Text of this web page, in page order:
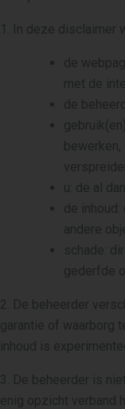
1. In deze disclaimer
de
met de
de
bewerken,
u: de al
de
andere
schade:
gederfde
2. De beheerder
garantie of waarborg
inhoud is
3. De beheerder is
enig opzicht verband